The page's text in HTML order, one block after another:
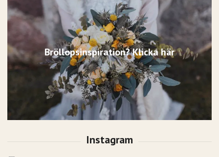
Bröllopsinspiration? Klicka här